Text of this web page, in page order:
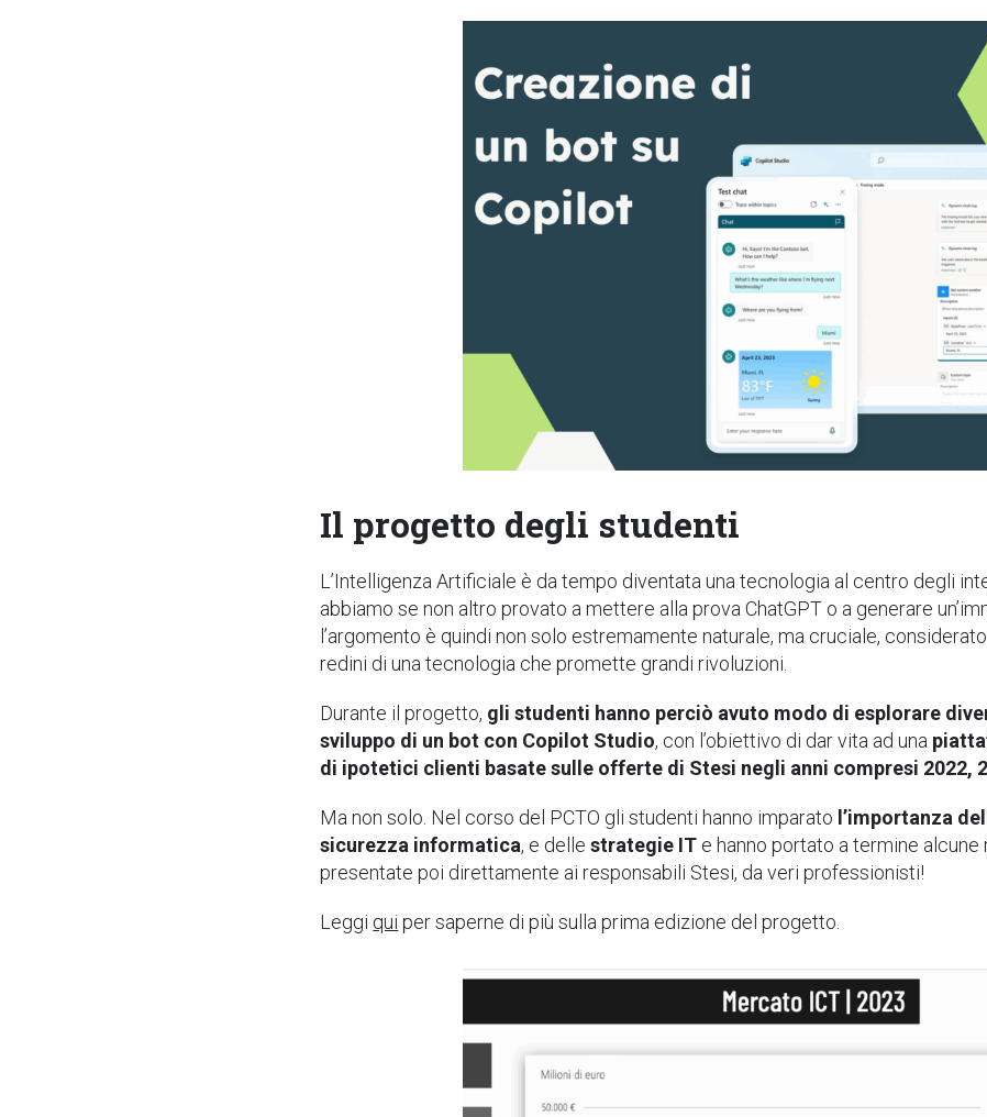
Il progetto degli studenti
L’Intelligenza Artificiale è da tempo diventata una tecnologia al centro degli
abbiamo se non altro provato a mettere alla prova ChatGPT o a generare
l’argomento è quindi non solo estremamente naturale, ma cruciale,
redini di una tecnologia che promette grandi rivoluzioni.
Durante il progetto, gli studenti hanno perciò avuto modo di esplorare
sviluppo di un bot con Copilot Studio, con l’obiettivo di dar vita ad una
di ipotetici clienti basate sulle offerte di Stesi negli anni compresi 2022,
Ma non solo. Nel corso del PCTO gli studenti hanno imparato l’importanza
sicurezza informatica, e dellestrategie IT e hanno portato a termine
presentate poi direttamente ai responsabili Stesi, da veri professionisti!
Leggi qui per saperne di più sulla prima edizione del progetto.